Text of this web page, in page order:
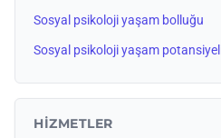
Sosyal psikoloji yaşam bolluğu
Sosyal psikoloji yaşam
HIZMETLER